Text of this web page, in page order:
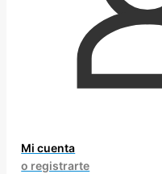
Mi cuenta
o registrarte